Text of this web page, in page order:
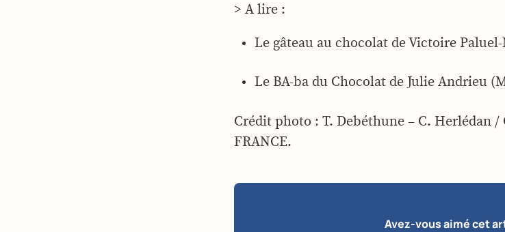
> A lire :
Le gâteau au chocolat de Victoire
Le BA-ba du Chocolat de Julie Andrieu
Crédit photo : T. Debéthune – C. Herlédan /
FRANCE.
Avez-vous aimé cet